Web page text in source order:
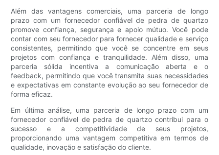
Além das vantagens comerciais, uma parceria de longo
prazo com um fornecedor confiável de pedra de quartzo
promove confiança, segurança e apoio mútuo. Você pode
contar com seu fornecedor para fornecer qualidade e serviço
consistentes, permitindo que você se concentre em seus
projetos com confiança e tranquilidade. Além disso, uma
parceria sólida incentiva a comunicação aberta e o
feedback, permitindo que você transmita suas necessidades
e expectativas em constante evolução ao seu fornecedor de
forma eficaz.
Em última análise, uma parceria de longo prazo com um
fornecedor confiável de pedra de quartzo contribui para o
sucesso e a competitividade de seus projetos,
proporcionando uma vantagem competitiva em termos de
qualidade, inovação e satisfação do cliente.